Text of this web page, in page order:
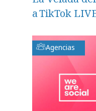
a TikTok
Agencias